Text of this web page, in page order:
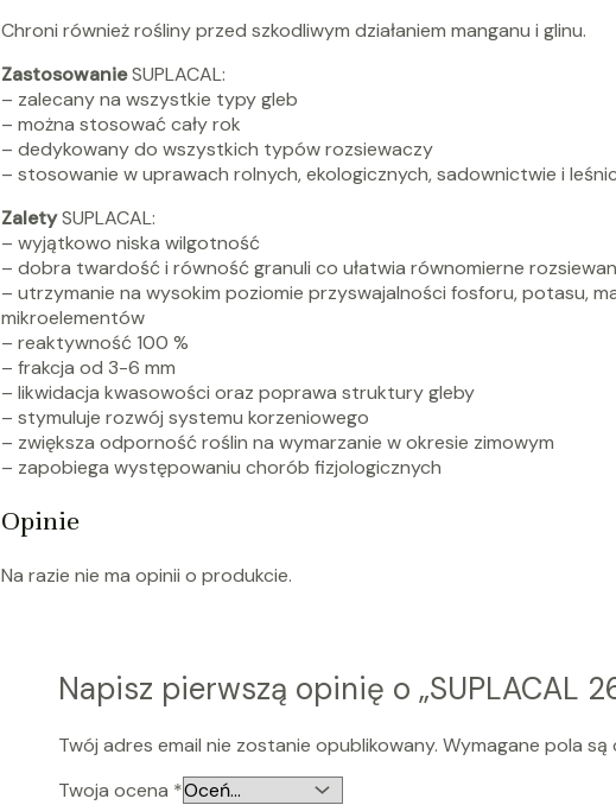
Chroni również rośliny przed szkodliwym działaniem manganu i glinu.
ZastosowanieSUPLACAL:
– zalecany na wszystkie typy gleb
– można stosować cały rok
– dedykowany do wszystkich typów rozsiewaczy
– stosowanie w uprawach rolnych, ekologicznych, sadownictwie i
ZaletySUPLACAL:
– wyjątkowo niska wilgotność
– dobra twardość i równość granuli co ułatwia równomierne
– utrzymanie na wysokim poziomie przyswajalności fosforu, potasu,
mikroelementów
– reaktywność 100 %
– frakcja od 3-6 mm
– likwidacja kwasowości oraz poprawa struktury gleby
– stymuluje rozwój systemu korzeniowego
– zwiększa odporność roślin na wymarzanie w okresie zimowym
– zapobiega występowaniu chorób fizjologicznych
Opinie
Na razie nie ma opinii o produkcie.
Napisz pierwszą opinię o „SUPLACAL
Twój adres email nie zostanie opublikowany. Wymagane pola są
Twoja ocena *